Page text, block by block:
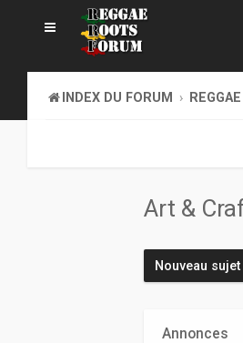
INDEX DU FORUM
Art &
Nouveau sujet
Annonces